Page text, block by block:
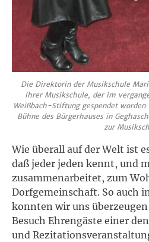
Die Direktorin der Musikschule
ihrer Musikschule, der im
Weißbach-Stiftung gespendet
Bühne des Bürgerhauses in
zur
Wie überall auf der Welt ist
daß jeder jeden kennt, und
zusammenarbeitet, zum
Dorfgemeinschaft. So auch
konnten wir uns
Besuch Ehrengäste einer
und